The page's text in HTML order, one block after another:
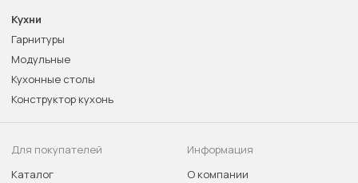
Кухни
Гарнитуры
Модульные
Кухонные столы
Конструктор кухонь
Для покупателей
Каталог
Информация
О компании